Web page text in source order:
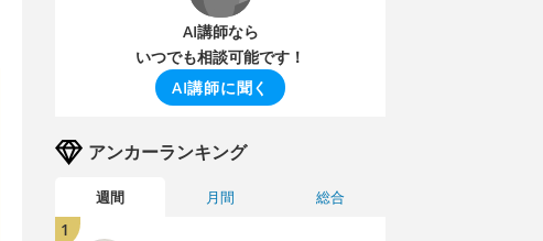
AI講師なら
いつでも相談可能です！
AI講師に聞く
アンカーランキング
週間 月間 総合
1